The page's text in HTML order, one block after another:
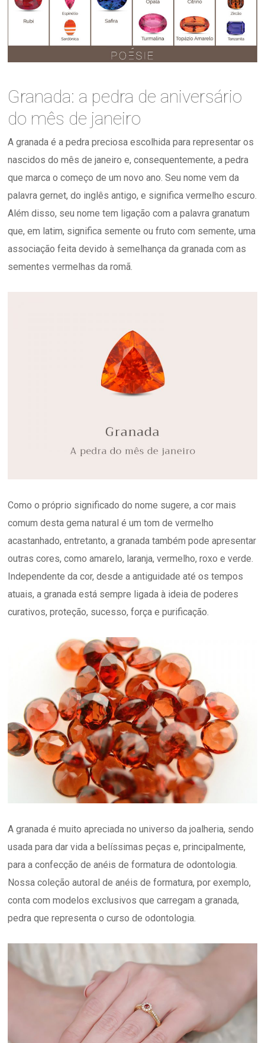
Granada: a pedra de aniversário
do mês de janeiro
A granada é a pedra preciosa escolhida para representar os
nascidos do mês de janeiro e, consequentemente, a pedra
que marca o começo de um novo ano. Seu nome vem da
palavra gernet, do inglês antigo, e significa vermelho escuro.
Além disso, seu nome tem ligação com a palavra granatum
que, em latim, significa semente ou fruto com semente, uma
associação feita devido à semelhança da granada com as
sementes vermelhas da romã.
Como o próprio significado do nome sugere, a cor mais
comum desta gema natural é um tom de vermelho
acastanhado, entretanto, a granada também pode apresentar
outras cores, como amarelo, laranja, vermelho, roxo e verde.
Independente da cor, desde a antiguidade até os tempos
atuais, a granada está sempre ligada à ideia de poderes
curativos, proteção, sucesso, força e purificação.
A granada é muito apreciada no universo da joalheria, sendo
usada para dar vida a belíssimas peças e, principalmente,
para a confecção de anéis de formatura de odontologia.
Nossa coleção autoral de anéis de formatura, por exemplo,
conta com modelos exclusivos que carregam a granada,
pedra que representa o curso de odontologia.